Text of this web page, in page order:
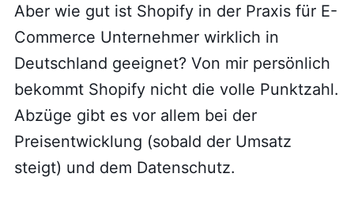
Aber wie gut ist Shopify in der Praxis für E-
Commerce Unternehmer wirklich in
Deutschland geeignet? Von mir persönlich
bekommt Shopify nicht die volle Punktzahl.
Abzüge gibt es vor allem bei der
Preisentwicklung (sobald der Umsatz
steigt) und dem Datenschutz.